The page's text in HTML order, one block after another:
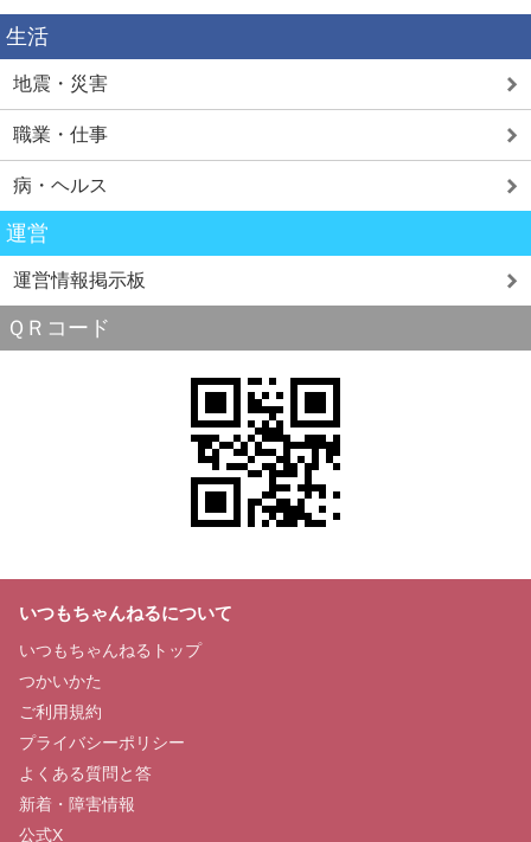
生活
地震・災害
職業・仕事
病・ヘルス
運営
運営情報掲示板
ＱＲコード
いつもちゃんねるについて
いつもちゃんねるトップ
つかいかた
ご利用規約
プライバシーポリシー
よくある質問と答
新着・障害情報
公式X